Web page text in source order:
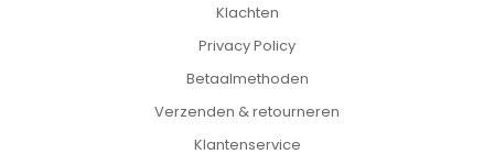
Klachten
Privacy Policy
Betaalmethoden
Verzenden & retourneren
Klantenservice